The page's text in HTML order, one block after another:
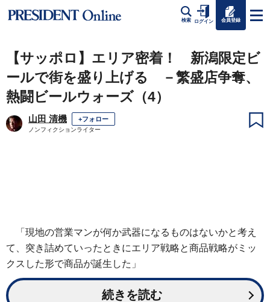
検索 ログイン 会員登録
【サッポロ】エリア密着！ 新潟限定ビ
ールで街を盛り上げる －繁盛店争奪、
熱闘ビールウォーズ（4）
山田 清機 +フォロー
ノンフィクションライター
「現地の営業マンが何か武器になるものはないかと考え
て、突き詰めていったときにエリア戦略と商品戦略がミッ
クスした形で商品が誕生した」
続きを読む